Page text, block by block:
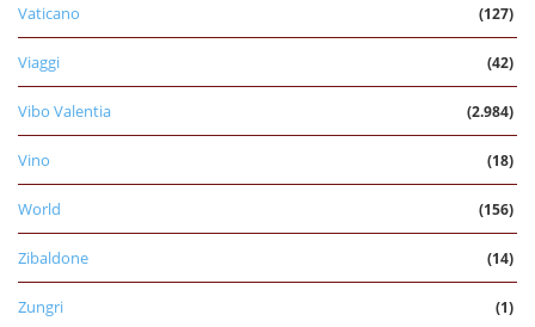
Vaticano (127)
Viaggi (42)
Vibo Valentia (2.984)
Vino (18)
World (156)
Zibaldone (14)
Zungri (1)